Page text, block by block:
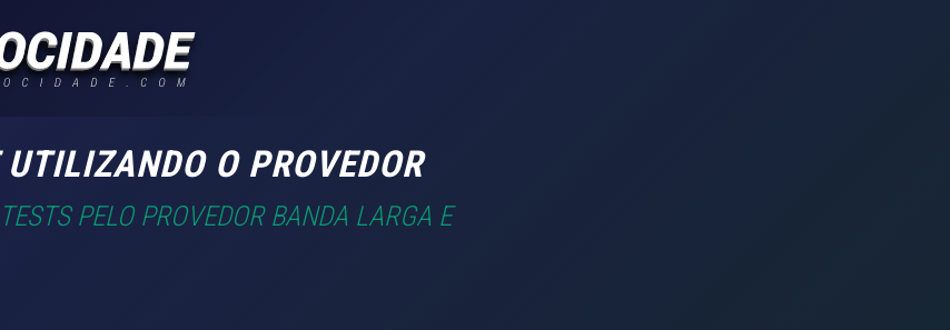
O PROVEDOR
PELO PROVEDOR BANDA LARGA E